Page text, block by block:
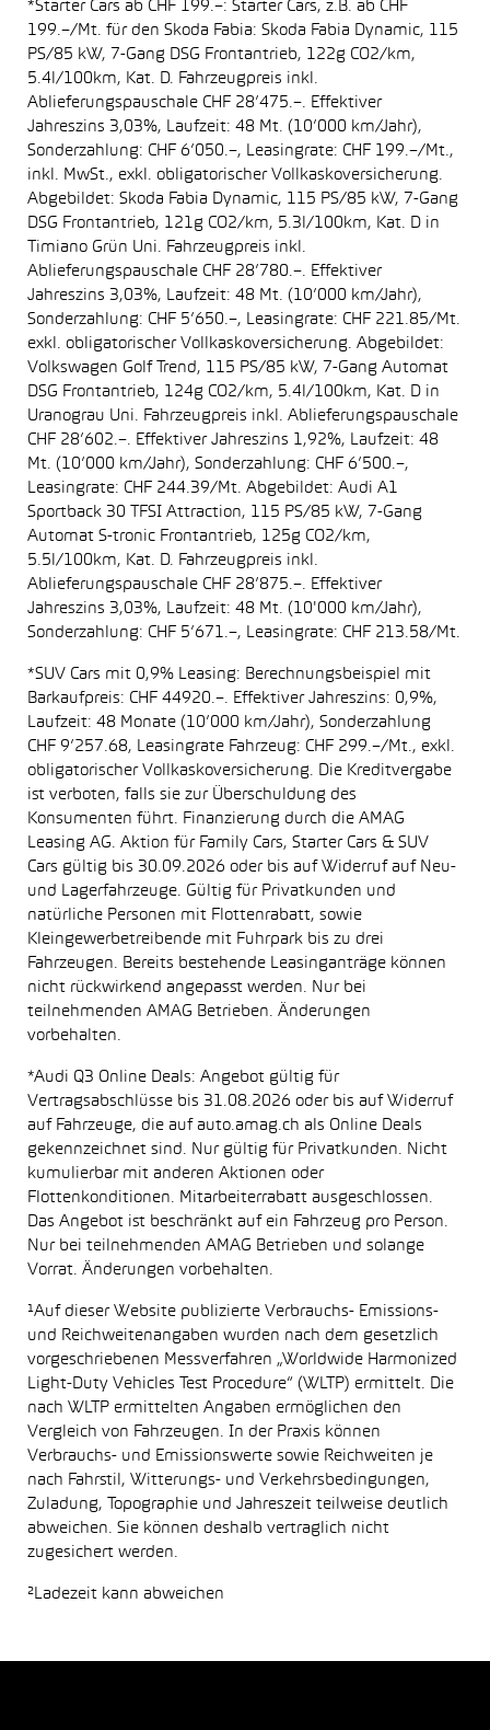
*Starter Cars ab CHF 199.–: Starter Cars, z.B. ab CHF
199.–/Mt. für den Skoda Fabia: Skoda Fabia Dynamic, 115
PS/85 kW, 7-Gang DSG Frontantrieb, 122g CO2/km,
5.4l/100km, Kat. D. Fahrzeugpreis inkl.
Ablieferungspauschale CHF 28’475.–. Effektiver
Jahreszins 3,03%, Laufzeit: 48 Mt. (10’000 km/Jahr),
Sonderzahlung: CHF 6’050.–, Leasingrate: CHF 199.–/Mt.,
inkl. MwSt., exkl. obligatorischer Vollkaskoversicherung.
Abgebildet: Skoda Fabia Dynamic, 115 PS/85 kW, 7-Gang
DSG Frontantrieb, 121g CO2/km, 5.3l/100km, Kat. D in
Timiano Grün Uni. Fahrzeugpreis inkl.
Ablieferungspauschale CHF 28’780.–. Effektiver
Jahreszins 3,03%, Laufzeit: 48 Mt. (10’000 km/Jahr),
Sonderzahlung: CHF 5’650.–, Leasingrate: CHF 221.85/Mt.
exkl. obligatorischer Vollkaskoversicherung. Abgebildet:
Volkswagen Golf Trend, 115 PS/85 kW, 7-Gang Automat
DSG Frontantrieb, 124g CO2/km, 5.4l/100km, Kat. D in
Uranograu Uni. Fahrzeugpreis inkl. Ablieferungspauschale
CHF 28’602.–. Effektiver Jahreszins 1,92%, Laufzeit: 48
Mt. (10’000 km/Jahr), Sonderzahlung: CHF 6’500.–,
Leasingrate: CHF 244.39/Mt. Abgebildet: Audi A1
Sportback 30 TFSI Attraction, 115 PS/85 kW, 7-Gang
Automat S-tronic Frontantrieb, 125g CO2/km,
5.5l/100km, Kat. D. Fahrzeugpreis inkl.
Ablieferungspauschale CHF 28’875.–. Effektiver
Jahreszins 3,03%, Laufzeit: 48 Mt. (10'000 km/Jahr),
Sonderzahlung: CHF 5’671.–, Leasingrate: CHF 213.58/Mt.
*SUV Cars mit 0,9% Leasing: Berechnungsbeispiel mit
Barkaufpreis: CHF 44920.–. Effektiver Jahreszins: 0,9%,
Laufzeit: 48 Monate (10’000 km/Jahr), Sonderzahlung
CHF 9’257.68, Leasingrate Fahrzeug: CHF 299.–/Mt., exkl.
obligatorischer Vollkaskoversicherung. Die Kreditvergabe
ist verboten, falls sie zur Überschuldung des
Konsumenten führt. Finanzierung durch die AMAG
Leasing AG. Aktion für Family Cars, Starter Cars & SUV
Cars gültig bis 30.09.2026 oder bis auf Widerruf auf Neu-
und Lagerfahrzeuge. Gültig für Privatkunden und
natürliche Personen mit Flottenrabatt, sowie
Kleingewerbetreibende mit Fuhrpark bis zu drei
Fahrzeugen. Bereits bestehende Leasinganträge können
nicht rückwirkend angepasst werden. Nur bei
teilnehmenden AMAG Betrieben. Änderungen
vorbehalten.
*Audi Q3 Online Deals: Angebot gültig für
Vertragsabschlüsse bis 31.08.2026 oder bis auf Widerruf
auf Fahrzeuge, die auf auto.amag.ch als Online Deals
gekennzeichnet sind. Nur gültig für Privatkunden. Nicht
kumulierbar mit anderen Aktionen oder
Flottenkonditionen. Mitarbeiterrabatt ausgeschlossen.
Das Angebot ist beschränkt auf ein Fahrzeug pro Person.
Nur bei teilnehmenden AMAG Betrieben und solange
Vorrat. Änderungen vorbehalten.
¹Auf dieser Website publizierte Verbrauchs- Emissions-
und Reichweitenangaben wurden nach dem gesetzlich
vorgeschriebenen Messverfahren „Worldwide Harmonized
Light-Duty Vehicles Test Procedure“ (WLTP) ermittelt. Die
nach WLTP ermittelten Angaben ermöglichen den
Vergleich von Fahrzeugen. In der Praxis können
Verbrauchs- und Emissionswerte sowie Reichweiten je
nach Fahrstil, Witterungs- und Verkehrsbedingungen,
Zuladung, Topographie und Jahreszeit teilweise deutlich
abweichen. Sie können deshalb vertraglich nicht
zugesichert werden.
²Ladezeit kann abweichen